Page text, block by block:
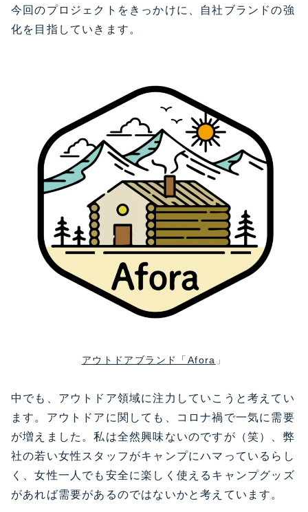
今回のプロジェクトをきっかけに、自社ブランドの強
化を目指していきます。
アウトドアブランド「Afora 」
中でも、アウトドア領域に注力していこうと考えてい
ます。アウトドアに関しても、コロナ禍で一気に需要
が増えました。私は全然興味ないのですが（笑）、弊
社の若い女性スタッフがキャンプにハマっているらし
く、女性一人でも安全に楽しく使えるキャンプグッズ
があれば需要があるのではないかと考えています。